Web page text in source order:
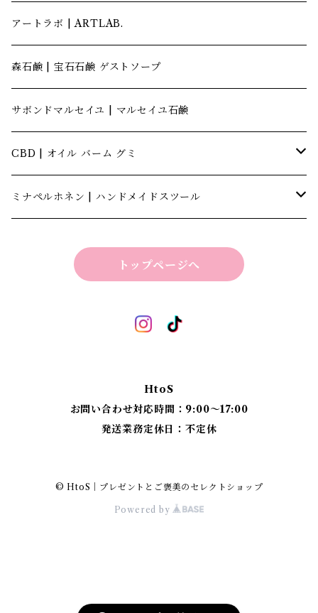
アートラボ | ARTLAB.
森石鹸 | 宝石石鹸 ゲストソープ
サボンドマルセイユ | マルセイユ石鹸
CBD | オイル バーム グミ
キャナテック | CannaTech
ミナペルホネン | ハンドメイドスツール
折り畳みスツール
丸脚四角スツール
細脚四角スツール
トップページへ
HtoS
お問い合わせ対応時間：9:00〜17:00
発送業務定休日：不定休
© HtoS｜プレゼントとご褒美のセレクトショップ
Powered by